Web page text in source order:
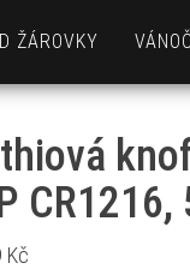
ŽÁROVKY
CR1216,
Kč